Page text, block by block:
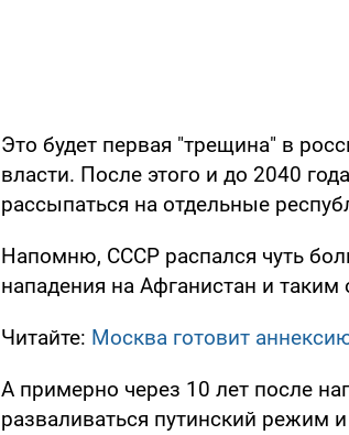
Это будет первая "трещина" в
власти. После этого и до 2040
рассыпаться на отдельные
Напомню, СССР распался чуть
нападения на Афганистан и
Читайте: Москва готовит
А примерно через 10 лет после
разваливаться путинский режим